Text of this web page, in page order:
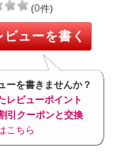
(0件)
ビューを書く
ーを書きませんか？
レビューポイント
引クーポンと交換
こちら